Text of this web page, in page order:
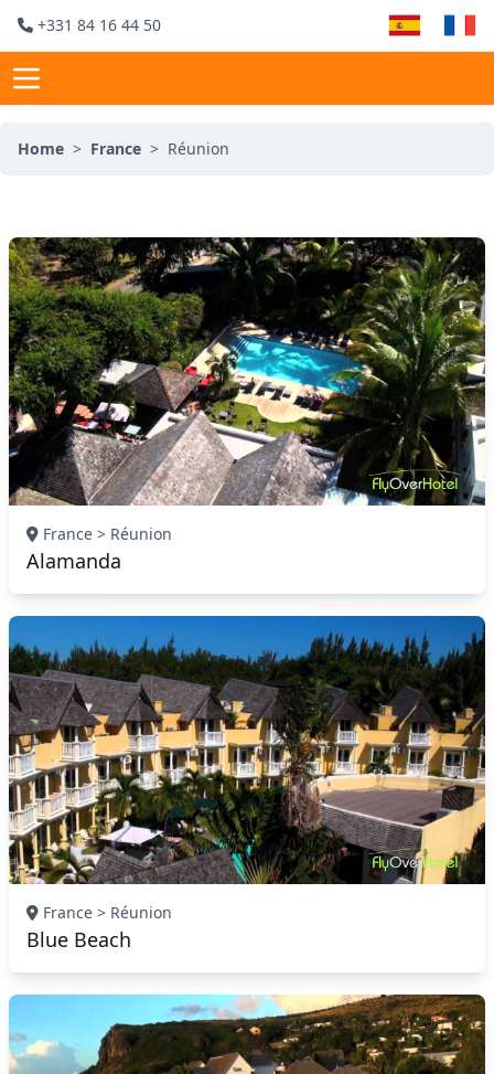
+331 84 16 44 50
Home > France > Réunion
France > Réunion
Alamanda
France > Réunion
Blue Beach